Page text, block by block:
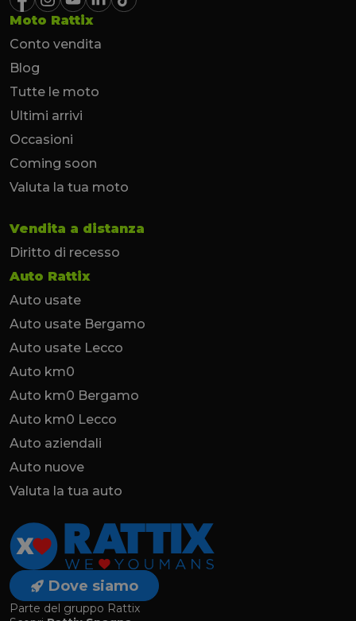
Moto Rattix
Conto vendita
Blog
Tutte le moto
Ultimi arrivi
Occasioni
Coming soon
Valuta la tua moto
Vendita a distanza
Diritto di recesso
Auto Rattix
Auto usate
Auto usate Bergamo
Auto usate Lecco
Auto km0
Auto km0 Bergamo
Auto km0 Lecco
Auto aziendali
Auto nuove
Valuta la tua auto
Dove siamo
Parte del gruppo Rattix